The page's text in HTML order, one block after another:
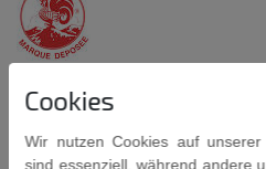
Zutaten: Getrocknete rote Chili
28%, Zitronengras, Knoblauch,
Limettenschale, Galgant, Gewürze
Kreuzkümmelpulver).
Cookies
Wir nutzen Cookies auf
sind essenziell, während andere